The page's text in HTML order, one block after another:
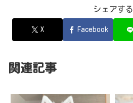
シェアする
X Facebook
関連記事